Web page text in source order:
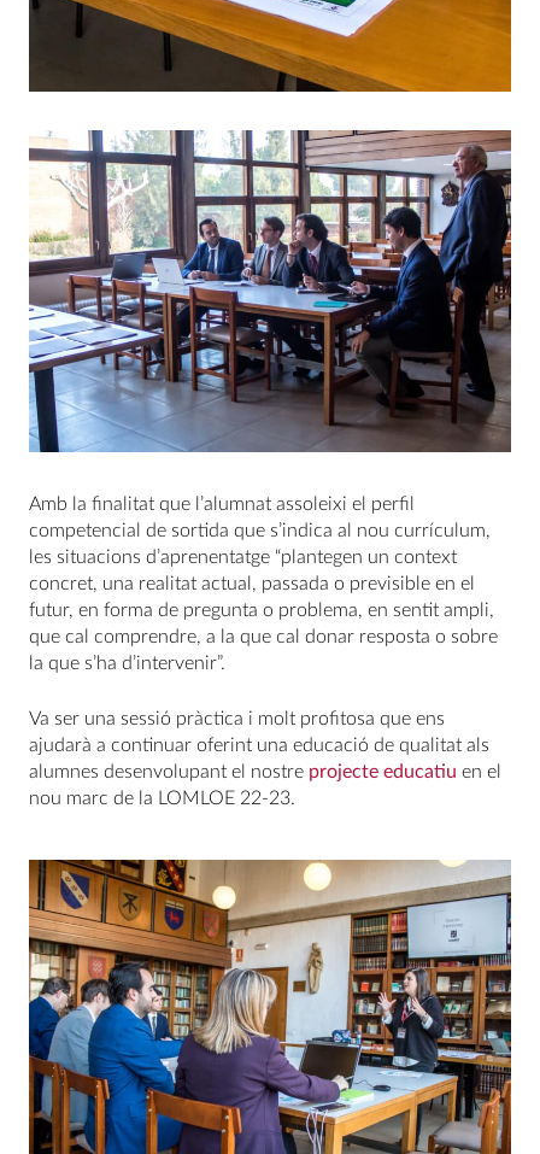
Amb la finalitat que l’alumnat assoleixi el perfil
competencial de sortida que s’indica al nou currículum,
les situacions d’aprenentatge “plantegen un context
concret, una realitat actual, passada o previsible en el
futur, en forma de pregunta o problema, en sentit ampli,
que cal comprendre, a la que cal donar resposta o sobre
la que s’ha d’intervenir”.
Va ser una sessió pràctica i molt profitosa que ens
ajudarà a continuar oferint una educació de qualitat als
alumnes desenvolupant el nostre projecte educatiu en el
nou marc de la LOMLOE 22-23.